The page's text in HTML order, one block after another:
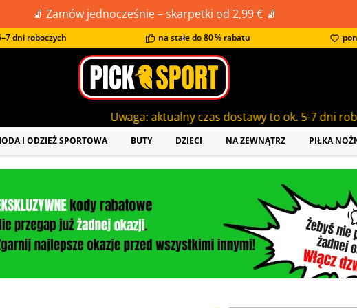
🧦 Zamów jednocześnie – skarpetki od 2,99 € 🧦
dni roboczych na stałe do 80 % rabatu
Uwaga: aktualny czas dostawy to ok. 5-7 dni roboczych!
I ODZIEŻ SPORTOWA BUTY DZIECI NA ZEWNĄTRZ PIŁKA